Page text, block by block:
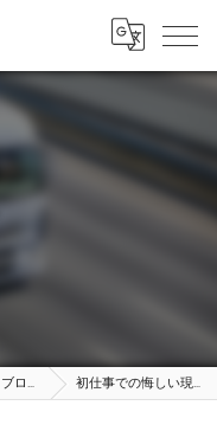
ブログ 初仕事での悔しい現実